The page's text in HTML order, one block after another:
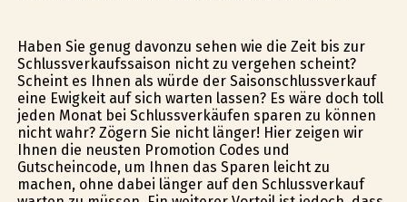
Haben Sie genug davonzu sehen wie die Zeit bis zur
Schlussverkaufssaison nicht zu vergehen scheint?
Scheint es Ihnen als würde der Saisonschlussverkauf
eine Ewigkeit auf sich warten lassen? Es wäre doch toll
jeden Monat bei Schlussverkäufen sparen zu können
nicht wahr? Zögern Sie nicht länger! Hier zeigen wir
Ihnen die neusten Promotion Codes und
Gutscheincode, um Ihnen das Sparen leicht zu
machen, ohne dabei länger auf den Schlussverkauf